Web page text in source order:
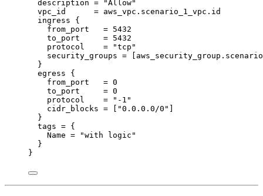
description = "Allow"
vpc_id = aws_vpc . scenario_1_vpc . id
ingress {
from_port = 5432
to_port = 5432
protocol = "tcp "
security_groups = [ aws_security_group .
}
egress {
from_port = 0
to_port = 0
protocol = " -1 "
cidr_blocks = [ "0.0.0.0/0 " ]
}
tags = {
Name = "with logic "
}
}